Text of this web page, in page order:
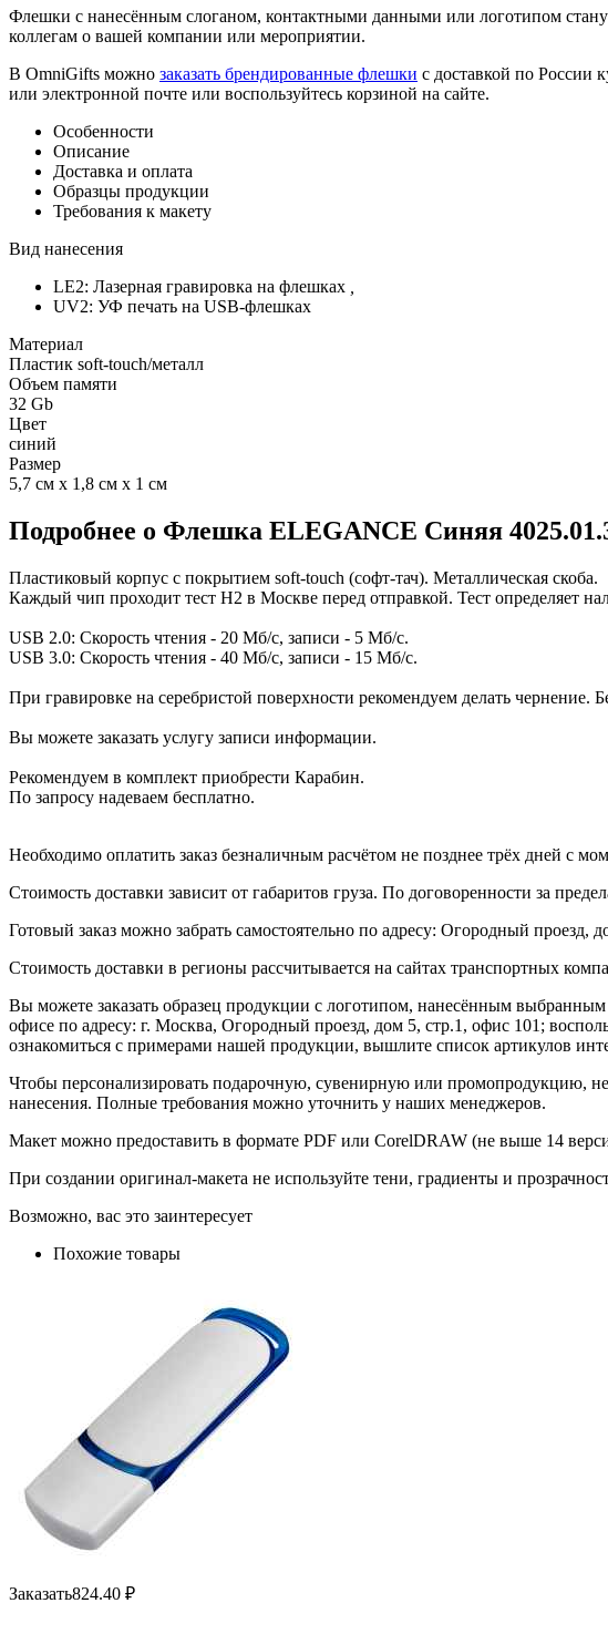
Флешки с нанесённым слоганом, контактными данными или логотипом
коллегам о вашей компании или мероприятии.
В OmniGifts можно заказать брендированные флешки с доставкой по России
или электронной почте или воспользуйтесь корзиной на сайте.
Особенности
Описание
Доставка и оплата
Образцы продукции
Требования к макету
Вид нанесения
LE2: Лазерная гравировка на флешках
UV2: УФ печать на USB-флешках
Материал
Пластик soft-touch/металл
Объем памяти
32 Gb
Цвет
синий
Размер
5,7 см х 1,8 см х 1 см
Подробнее о Флешка ELEGANCE Синяя
Пластиковый корпус с покрытием soft-touch (софт-тач). Металлическая скоба.
Каждый чип проходит тест H2 в Москве перед отправкой. Тест определяет
USB 2.0: Скорость чтения - 20 Мб/с, записи - 5 Мб/с.
USB 3.0: Скорость чтения - 40 Мб/с, записи - 15 Мб/с.
При гравировке на серебристой поверхности рекомендуем делать чернение.
Вы можете заказать услугу записи информации.
Рекомендуем в комплект приобрести Карабин.
По запросу надеваем бесплатно.
Необходимо оплатить заказ безналичным расчётом не позднее трёх дней с
Стоимость доставки зависит от габаритов груза. По договоренности за
Готовый заказ можно забрать самостоятельно по адресу: Огородный проезд,
Стоимость доставки в регионы рассчитывается на сайтах транспортных
Вы можете заказать образец продукции с логотипом, нанесённым
офисе по адресу: г. Москва, Огородный проезд, дом 5, стр.1, офис 101;
ознакомиться с примерами нашей продукции, вышлите список артикулов
Чтобы персонализировать подарочную, сувенирную или промопродукцию,
нанесения. Полные требования можно уточнить у наших менеджеров.
Макет можно предоставить в формате PDF или CorelDRAW (не выше 14
При создании оригинал-макета не используйте тени, градиенты и
Возможно, вас это заинтересует
Похожие товары
Заказать824.40 ₽